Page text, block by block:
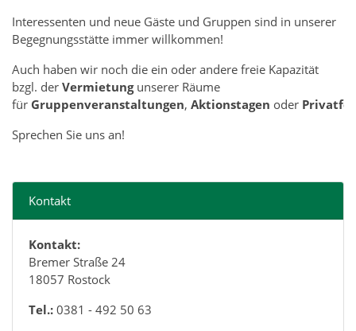
Interessenten und neue Gäste und Gruppen sind in unserer
Begegnungsstätte immer willkommen!
Auch haben wir noch die ein oder andere freie Kapazität
bzgl. der Vermietung unserer Räume
für Gruppenveranstaltungen, Aktionstagen oder
Sprechen Sie uns an!
Kontakt
Kontakt:
Bremer Straße 24
18057 Rostock
Tel.: 0381 - 492 50 63